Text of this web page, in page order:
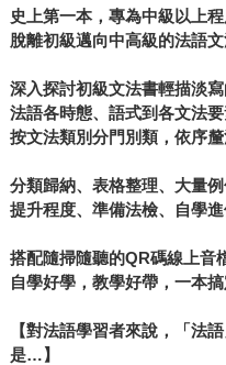
史上第一本，專為中級以上程
脫離初級邁向中高級的法語文
深入探討初級文法書輕描淡
法語各時態、語式到各文法
按文法類別分門別類，依序
分類歸納、表格整理、大量
提升程度、準備法檢、自學進
搭配隨掃隨聽的QR碼線上音
自學好學，教學好帶，一本
【對法語學習者來說，「法
是…】